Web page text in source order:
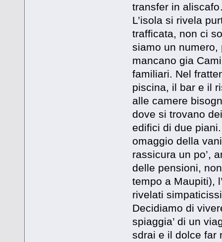
transfer in
L’isola si rivela
trafficata, non ci
siamo un
mancano gia
familiari. Nel
piscina, il bar e il
alle camere
dove si trovano
edifici di due
omaggio della
rassicura un po’,
delle pensioni,
tempo a Maupiti),
rivelati
Decidiamo di
spiaggia’ di un
sdrai e il dolce far